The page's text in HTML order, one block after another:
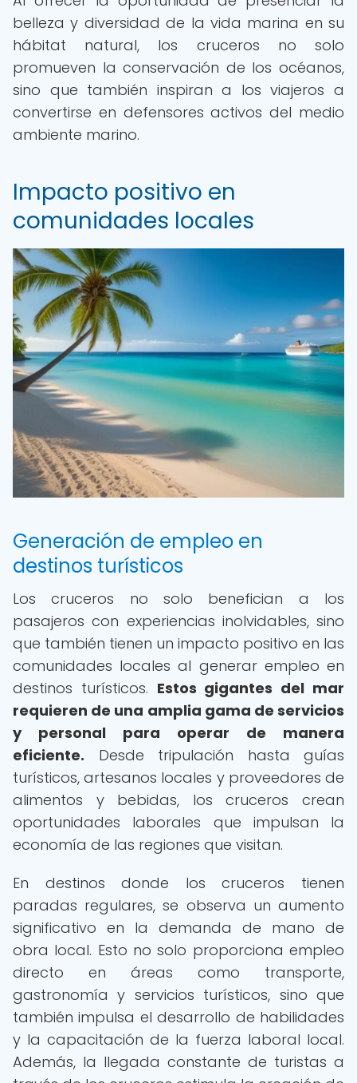
belleza y diversidad de la vida marina en su
hábitat natural, los cruceros no solo
promueven la conservación de los océanos,
sino que también inspiran a los viajeros a
convertirse en defensores activos del medio
ambiente marino.
Impacto positivo en
comunidades locales
Generación de empleo en
destinos turísticos
Los cruceros no solo benefician a los
pasajeros con experiencias inolvidables, sino
que también tienen un impacto positivo en las
comunidades locales al generar empleo en
destinos turísticos. Estos gigantes del mar
requieren de una amplia gama de servicios
y personal para operar de manera
eficiente. Desde tripulación hasta guías
turísticos, artesanos locales y proveedores de
alimentos y bebidas, los cruceros crean
oportunidades laborales que impulsan la
economía de las regiones que visitan.
En destinos donde los cruceros tienen
paradas regulares, se observa un aumento
significativo en la demanda de mano de
obra local. Esto no solo proporciona empleo
directo en áreas como transporte,
gastronomía y servicios turísticos, sino que
también impulsa el desarrollo de habilidades
y la capacitación de la fuerza laboral local.
Además, la llegada constante de turistas a